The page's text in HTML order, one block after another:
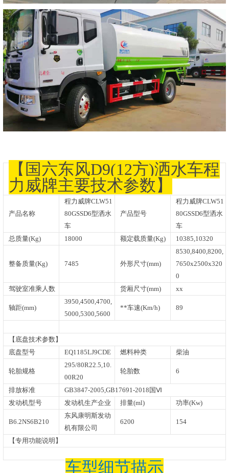
【国六东风D9(12方)洒水车程
力威牌主要技术参数】
产品名称
程力威牌CLW51
80GSSD6型洒水
车
产品型号
程力威牌CLW51
80GSSD6型洒水
车
总质量(Kg)
18000 额定载质量(Kg) 10385,10320
整备质量(Kg) 7485 外形尺寸(mm)
8530,8400,8200,
7650x2500x320
0
驾驶室准乘人数
货厢尺寸(mm) xx
轴距(mm)
3950,4500,4700,
5000,5300,5600
**车速(Km/h) 89
【底盘技术参数】
底盘型号
EQ1185LJ9CDE 燃料种类 柴油
轮胎规格
295/80R22.5,10.
00R20
轮胎数 6
排放标准
GB3847-2005,GB17691-2018国Ⅵ
发动机型号
发动机生产企业 排量(ml) 功率(Kw)
B6.2NS6B210
东风康明斯发动
机有限公司
6200 154
【专用功能说明】
车型细节描示